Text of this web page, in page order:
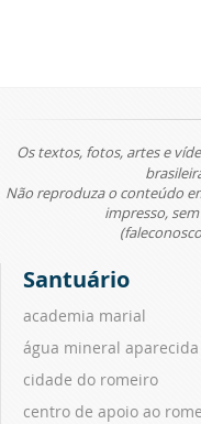
Os textos, fotos, artes e
Não reproduza o conteúdo
impresso,
Santuário
academia marial
água mineral aparecida
cidade do romeiro
centro de apoio ao